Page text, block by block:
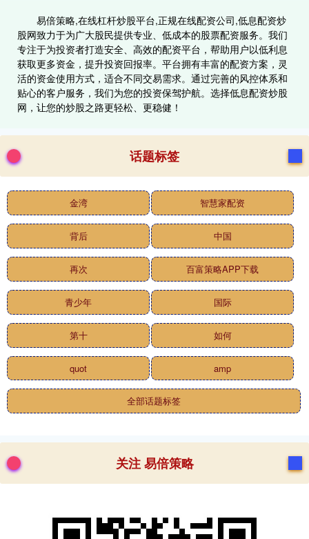
易倍策略,在线杠杆炒股平台,正规在线配资公司,低息配资炒
股网致力于为广大股民提供专业、低成本的股票配资服务。我们
专注于为投资者打造安全、高效的配资平台，帮助用户以低利息
获取更多资金，提升投资回报率。平台拥有丰富的配资方案，灵
活的资金使用方式，适合不同交易需求。通过完善的风控体系和
贴心的客户服务，我们为您的投资保驾护航。选择低息配资炒股
网，让您的炒股之路更轻松、更稳健！
话题标签
金湾 智慧家配资
背后 中国
再次 百富策略APP下载
青少年 国际
第十 如何
quot amp
全部话题标签
关注 易倍策略